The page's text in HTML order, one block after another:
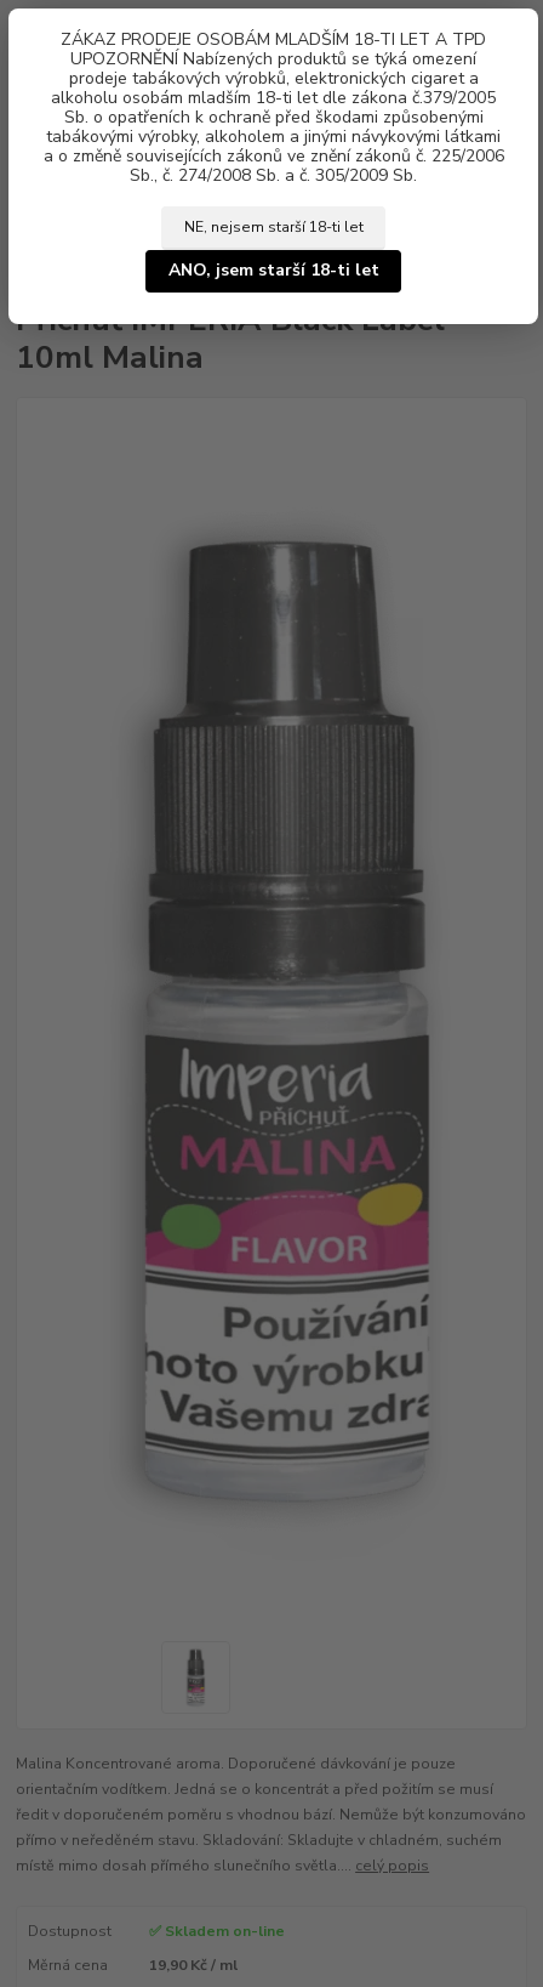
ZÁKAZ PRODEJE OSOBÁM MLADŠÍM 18-TI LET A TPD
UPOZORNĚNÍ Nabízených produktů se týká omezení
prodeje tabákových výrobků, elektronických cigaret a
alkoholu osobám mladším 18-ti let dle zákona č.379/2005
Sb. o opatřeních k ochraně před škodami způsobenými
tabákovými výrobky, alkoholem a jinými návykovými látkami
a o změně souvisejících zákonů ve znění zákonů č. 225/2006
Sb., č. 274/2008 Sb. a č. 305/2009 Sb.
NE, nejsem starší 18-ti let
ANO, jsem starší 18-ti let
Menu
za0 Kč
Příchuť IMPERIA Black Label 10ml Malina
Příchuť IMPERIA Black Label
10ml Malina
Malina Koncentrované aroma. Doporučené dávkování je pouze
orientačním vodítkem. Jedná se o koncentrát a před požitím se musí
ředit v doporučeném poměru s vhodnou bází. Nemůže být konzumováno
přímo v neředěném stavu. Skladování: Skladujte v chladném, suchém
místě mimo dosah přímého slunečního světla.... celý popis
Dostupnost
✅ Skladem on-line
Měrná cena
19,90 Kč / ml